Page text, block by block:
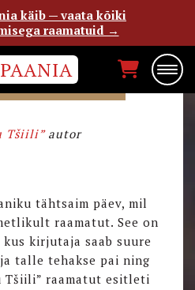
Tšiili”autor
tähtsaim päev, mil
raamatut. See on
kirjutaja saab suure
talle tehakse pai ning
Tšiili” raamatut esitleti
käib — vaata kõiki
raamatuid →